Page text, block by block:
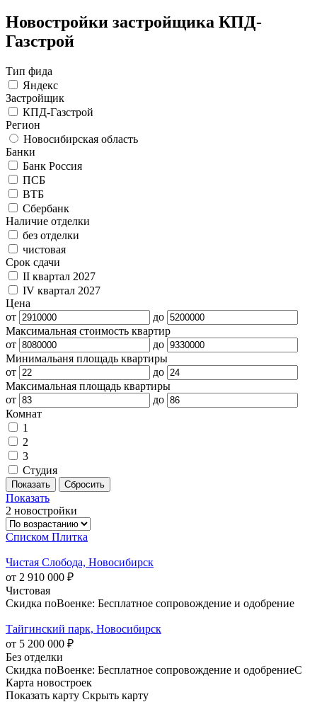
Новостройки застройщика КПД-
Газстрой
Тип фида
Яндекс
Застройщик
КПД-Газстрой
Регион
Новосибирская область
Банки
Банк Россия
ПСБ
ВТБ
Сбербанк
Наличие отделки
без отделки
чистовая
Срок сдачи
II квартал 2027
IV квартал 2027
Цена
от
до
Максимальная стоимость квартир
от
до
Минимальаня площадь квартиры
от
до
Максимальная площадь квартиры
от
до
Комнат
1
2
3
Студия
Показать
2 новостройки
Списком Плитка
Чистая Слобода, Новосибирск
от 2 910 000 ₽
Чистовая
Скидка поВоенке: Бесплатное сопровождение и одобрение
Тайгинский парк, Новосибирск
от 5 200 000 ₽
Без отделки
Скидка поВоенке: Бесплатное сопровождение и одобрениеС
Карта новостроек
Показать карту Скрыть карту